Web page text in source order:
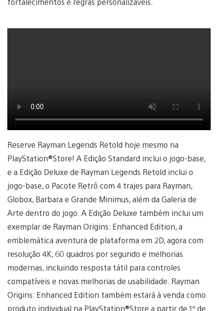
Reserve Rayman Legends Retold hoje mesmo na
PlayStation®Store! A Edição Standard inclui o jogo-base,
e a Edição Deluxe de Rayman Legends Retold inclui o
jogo-base, o Pacote Retrô com 4 trajes para Rayman,
Globox, Barbara e Grande Minimus, além da Galeria de
Arte dentro do jogo. A Edição Deluxe também inclui um
exemplar de Rayman Origins: Enhanced Edition, a
emblemática aventura de plataforma em 2D, agora com
resolução 4K, 60 quadros por segundo e melhorias
modernas, incluindo resposta tátil para controles
compatíveis e novas melhorias de usabilidade. Rayman
Origins: Enhanced Edition também estará à venda como
produto individual na PlayStation®Store a partir de 1º de